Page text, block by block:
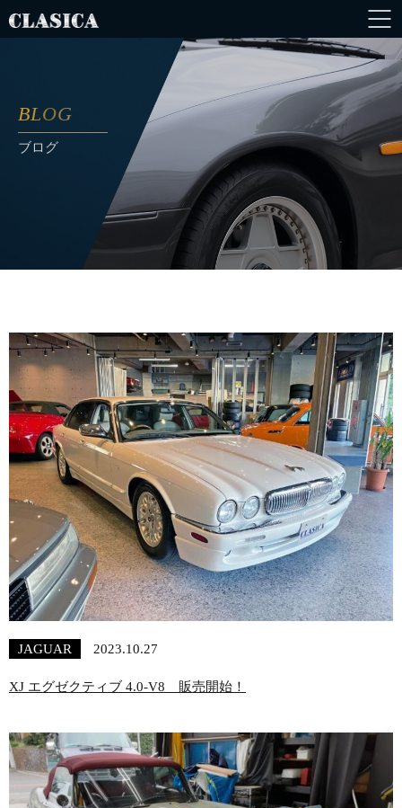
BLOG
ブログ
JAGUAR 2023.10.27
XJ エグゼクティブ 4.0-V8 販売開始！